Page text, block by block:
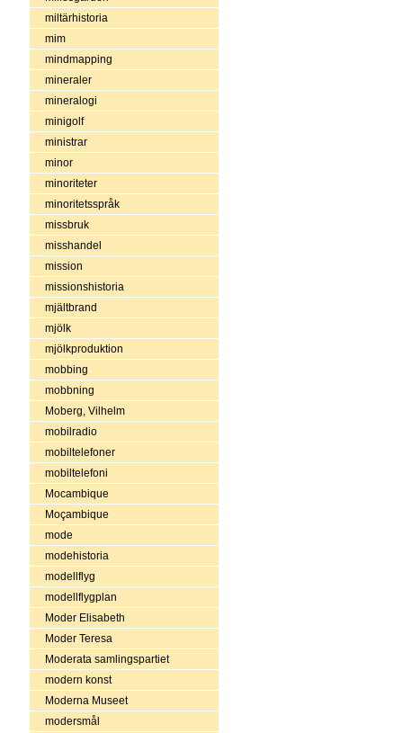
miltärhistoria
mim
mindmapping
mineraler
mineralogi
minigolf
ministrar
minor
minoriteter
minoritetsspråk
missbruk
misshandel
mission
missionshistoria
mjältbrand
mjölk
mjölkproduktion
mobbing
mobbning
Moberg, Vilhelm
mobilradio
mobiltelefoner
mobiltelefoni
Mocambique
Moçambique
mode
modehistoria
modellflyg
modellflygplan
Moder Elisabeth
Moder Teresa
Moderata samlingspartiet
modern konst
Moderna Museet
modersmål